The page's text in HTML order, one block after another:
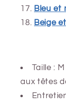
Bleu et
Beige
Taille :
aux têtes